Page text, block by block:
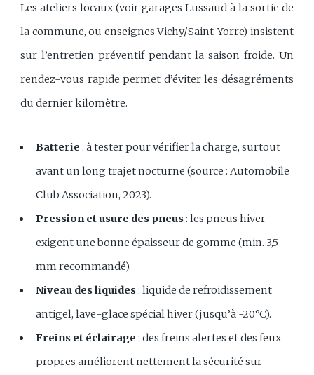
Les ateliers locaux (voir garages Lussaud à la sortie de
la commune, ou enseignes Vichy/Saint-Yorre) insistent
sur l’entretien préventif pendant la saison froide. Un
rendez-vous rapide permet d’éviter les désagréments
du dernier kilomètre.
Batterie : à tester pour vérifier la charge, surtout
avant un long trajet nocturne (source : Automobile
Club Association, 2023).
Pression et usure des pneus: les pneus hiver
exigent une bonne épaisseur de gomme (min. 3,5
mm recommandé).
Niveau des liquides: liquide de refroidissement
antigel, lave-glace spécial hiver (jusqu’à -20°C).
Freins et éclairage : des freins alertes et des feux
propres améliorent nettement la sécurité sur